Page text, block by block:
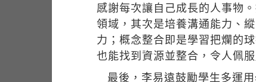
感謝每次讓自己成長的人事物
領域，其次是培養溝通能力、
力；概念整合即是學習把爛的
也能找到資源並整合，令人佩服
最後，李易遠鼓勵學生多運